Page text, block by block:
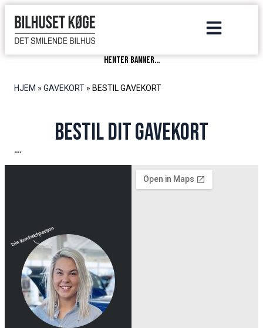
henter banner...
HJEM » GAVEKORT » BESTIL GAVEKORT
Bestil dit gavekort
....